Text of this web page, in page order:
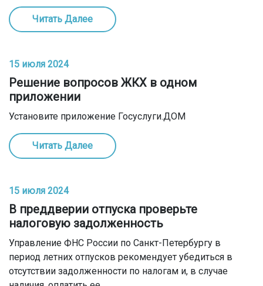
Читать Далее
15 июля 2024
Решение вопросов ЖКХ в одном
приложении
Установите приложение Госуслуги.ДОМ
Читать Далее
15 июля 2024
В преддверии отпуска проверьте
налоговую задолженность
Управление ФНС России по Санкт-Петербургу в
период летних отпусков рекомендует убедиться в
отсутствии задолженности по налогам и, в случае